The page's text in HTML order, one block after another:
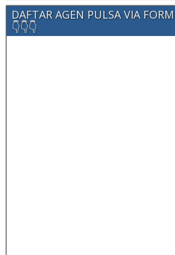
DAFTAR AGEN PULSA VIA FORM
👇👇👇